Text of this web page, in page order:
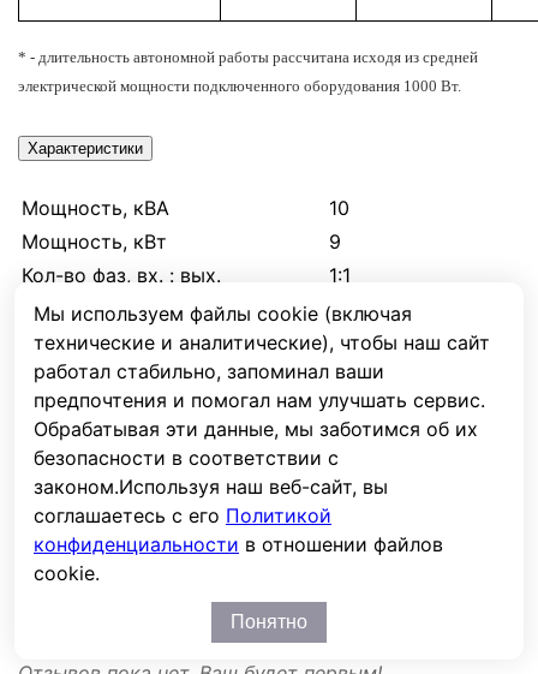
Мы используем файлы cookie (включая
технические и аналитические), чтобы наш сайт
работал стабильно, запоминал ваши
предпочтения и помогал нам улучшать сервис.
Обрабатывая эти данные, мы заботимся об их
безопасности в соответствии с
законом.Используя наш веб-сайт, вы
соглашаетесь с его Политикой
конфиденциальности в отношении файлов
cookie.
Понятно
* - длительность автономной работы рассчитана исходя из средней
электрической мощности подключенного оборудования 1000 Вт.
Характеристики
Мощность, кВА
10
Мощность, кВт
9
Кол-во фаз, вх. : вых.
1:1
Технология
Онлайн
Аккумуляторы
Внешние
Емкость, Ач.
1600
Срок службы, лет
10
Ток зарядного устройства, А
8.0
Контроллер солнечных панелей Нет
Форма выходного напряжения Чистая синусоида
Вес, кг.
496